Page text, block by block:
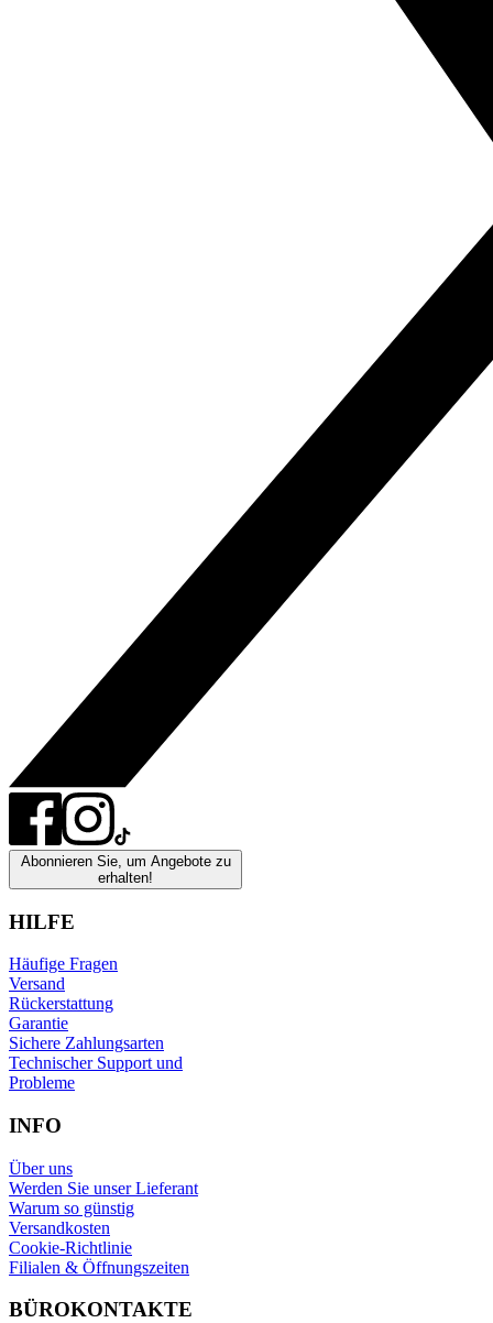
Abonnieren Sie, um Angebote zu
erhalten!
HILFE
Häufige Fragen
Versand
Rückerstattung
Garantie
Sichere Zahlungsarten
Technischer Support und
Probleme
INFO
Über uns
Werden Sie unser Lieferant
Warum so günstig
Versandkosten
Cookie-Richtlinie
Filialen & Öffnungszeiten
BÜROKONTAKTE